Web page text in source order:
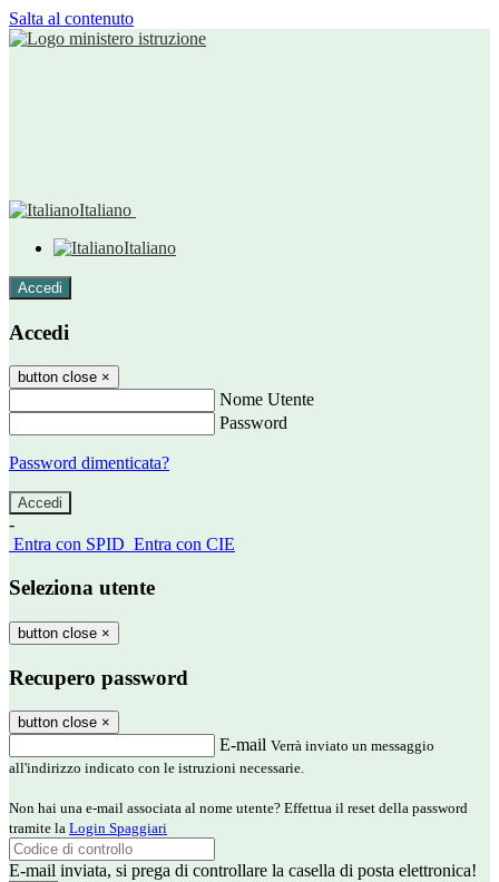
Salta al contenuto
Italiano
Italiano
Accedi
Accedi
button close ×
Nome Utente
Password
Password dimenticata?
-
Entra con SPID Entra con CIE
Seleziona utente
button close ×
Recupero password
button close ×
E-mail Verrà inviato un messaggio
all'indirizzo indicato con le istruzioni necessarie.
Non hai una e-mail associata al nome utente? Effettua il reset della password
tramite la Login Spaggiari
E-mail inviata, si prega di controllare la casella di posta elettronica!